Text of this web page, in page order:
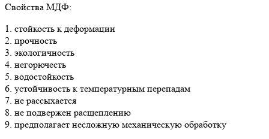
Свойства МДФ:
1. стойкость к деформации
2. прочность
3. экологичность
4. негорючесть
5. водостойкость
6. устойчивость к температурным перепадам
7. не рассыхается
8. не подвержен расщеплению
9. предполагает несложную механическую обработку